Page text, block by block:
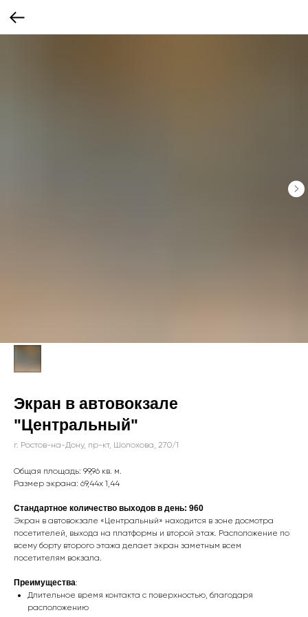
Экран в автовокзале
"Центральный"
г. Ростов-на-Дону, пр-кт, Шолохова, 270/1
Общая площадь: 99,96 кв. м.
Размер экрана: 69,44х 1,44
Стандартное количество выходов в день: 960
Экран в автовокзале «Центральный» находится в зоне досмотра
посетителей, выхода на платформы и второй этаж. Расположение по
всему борту второго этажа делает экран заметным всем
посетителям вокзала.
Преимущества:
Длительное время контакта с поверхностью, благодаря
расположению